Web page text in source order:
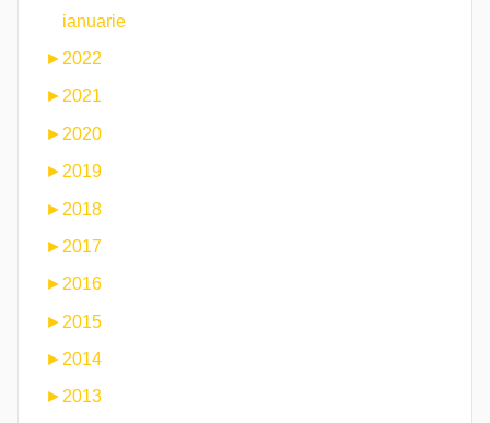
ianuarie
► 2022
►2021
► 2020
► 2019
► 2018
► 2017
► 2016
► 2015
► 2014
►2013